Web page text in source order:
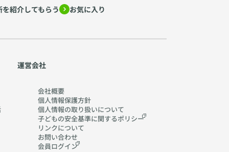
紹介してもらう お気に入り
運営会社
会社概要
個人情報保護方針
個人情報の取り扱いについて
子どもの安全基準に関するポリシー
リンクについて
お問い合わせ
会員ログイン